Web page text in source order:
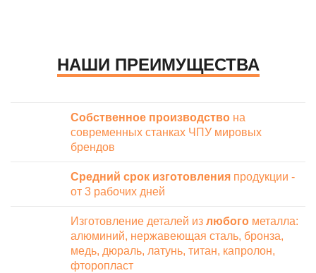
НАШИ ПРЕИМУЩЕСТВА
Собственное производство на
современных станках ЧПУ мировых
брендов
Средний срок изготовления продукции -
от 3 рабочих дней
Изготовление деталей из любого металла:
алюминий, нержавеющая сталь, бронза,
медь, дюраль, латунь, титан, капролон,
фторопласт